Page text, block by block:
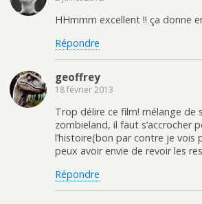
HHmmm excellent !! ça donne
Répondre
geoffrey
18 février 2013
Trop délire ce film! mélange
zombieland, il faut s’accrocher
l’histoire(bon par contre je vois
peux avoir envie de revoir les
Répondre